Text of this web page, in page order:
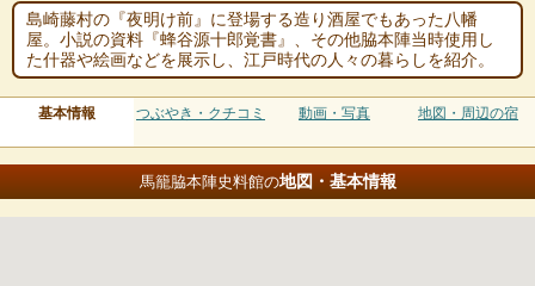
島崎藤村の『夜明け前』に登場する造り酒屋でもあった八幡
屋。小説の資料『蜂谷源十郎覚書』、その他脇本陣当時使用し
た什器や絵画などを展示し、江戸時代の人々の暮らしを紹介。
基本情報 つぶやき・クチコミ 動画・写真 地図・周辺の宿
馬籠脇本陣史料館の地図・基本情報